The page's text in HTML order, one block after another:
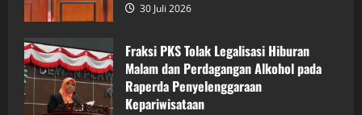
30 Juli 2026
Fraksi PKS Tolak Legalisasi Hiburan
Malam dan Perdagangan Alkohol pada
Raperda Penyelenggaraan
Kepariwisataan